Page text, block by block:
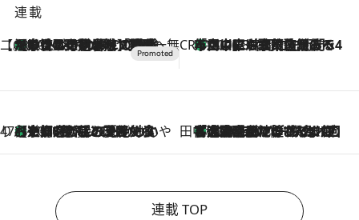
連載
【CREA×星野リゾート】唯一無二。癒しと発見が待つ場所へ
2026.8.7
【トンボの足水浴】ヒノキの香りに包まれて涼感マックス！約13℃の湧水かけ流しを避暑地「星野温泉 トンボの湯」で体験 CREA'S CHOICE
2026.8.7
「立川にも歌舞伎があるんだよ」 片岡仁左衛門・市川中車ら豪華座組みで4年目の立川立飛歌舞伎へ
47都道府県の手みやげ ひんやりスイーツで夏を満喫
2026.8.7
【京都府】この夏絶対食べたい 冷やしておいしいおやつ3選 ひと口目から心を掴む新緑のテリーヌ 田中稲の勝手に再ブーム
2026.8.7
「湘南乃風に憧れて」観客大盛上がりの“タオル回し”に、ラッパー顔負けの高速歌唱まで…さだまさし（74）のアグレッシブすぎる現在地
連載 TOP